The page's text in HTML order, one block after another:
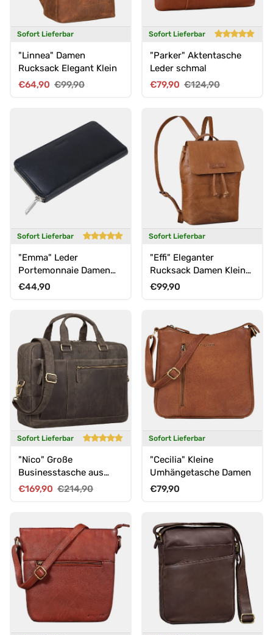
Sofort Lieferbar
"Linnea" Damen
Rucksack Elegant Klein
Verkaufspreis
€64,90 Normaler Preis
€99,90
Sofort Lieferbar
"Parker" Aktentasche
Leder schmal
Verkaufspreis
€79,90 Normaler Preis
€124,90
Sofort Lieferbar
"Emma" Leder
Portemonnaie Damen
RFID Schutz
Normaler Preis
€44,90
Sofort Lieferbar
"Effi" Eleganter
Rucksack Damen Klein
Leder
Normaler Preis
€99,90
Sofort Lieferbar
"Nico" Große
Businesstasche aus
Hochwertigem Leder
Verkaufspreis
€169,90 Normaler Preis
€214,90
Sofort Lieferbar
"Cecilia" Kleine
Umhängetasche Damen
Normaler Preis
€79,90